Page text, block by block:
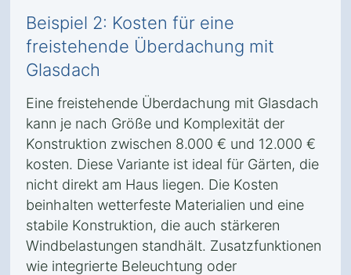
Beispiel 2: Kosten für eine
freistehende Überdachung mit
Glasdach
Eine freistehende Überdachung mit Glasdach
kann je nach Größe und Komplexität der
Konstruktion zwischen 8.000 € und 12.000 €
kosten. Diese Variante ist ideal für Gärten, die
nicht direkt am Haus liegen. Die Kosten
beinhalten wetterfeste Materialien und eine
stabile Konstruktion, die auch stärkeren
Windbelastungen standhält. Zusatzfunktionen
wie integrierte Beleuchtung oder